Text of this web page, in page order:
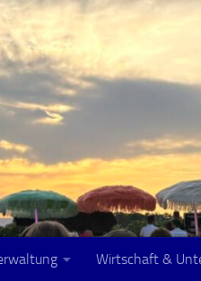
Wirtschaft &